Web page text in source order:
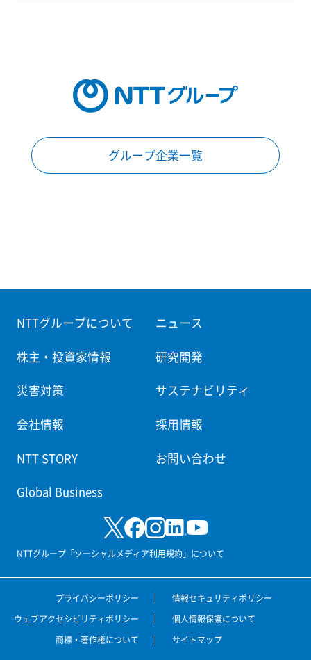
グループ企業一覧
NTTグループについて ニュース
株主・投資家情報 研究開発
災害対策 サステナビリティ
会社情報 採用情報
NTT STORY お問い合わせ
Global Business
NTTグループ「ソーシャルメディア利用規約」について
プライバシーポリシー
情報セキュリティポリシー
ウェブアクセシビリティポリシー
個人情報保護について
商標・著作権について
サイトマップ